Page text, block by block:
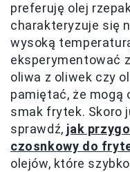
preferuję olej
charakteryzuje się
wysoką
eksperymentować
oliwa z oliwek czy
pamiętać, że mogą
smak frytek. Skoro
sprawdź, jak
czosnkowy do
olejów, które